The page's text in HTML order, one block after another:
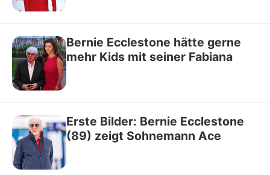
Bernie Ecclestone hätte gerne
mehr Kids mit seiner Fabiana
Erste Bilder: Bernie Ecclestone
(89) zeigt Sohnemann Ace